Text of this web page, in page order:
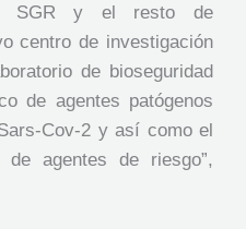
SGR y el resto de
centro de investigación
de bioseguridad
de agentes patógenos
Cov-2 y así como el
de agentes de riesgo”,